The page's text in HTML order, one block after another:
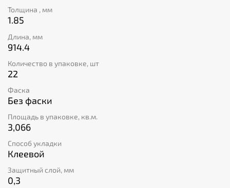
Толщина , мм
1.85
Длина, мм
914.4
Количество в упаковке, шт
22
Фаска
Без фаски
Площадь в упаковке, кв.м.
3,066
Способ укладки
Клеевой
Защитный слой, мм
0,3